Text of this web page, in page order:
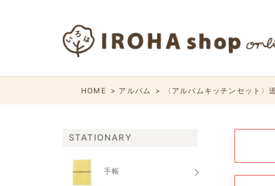
HOME アルバム 〈アルバムキッチンセット〉
STATIONARY
手帳